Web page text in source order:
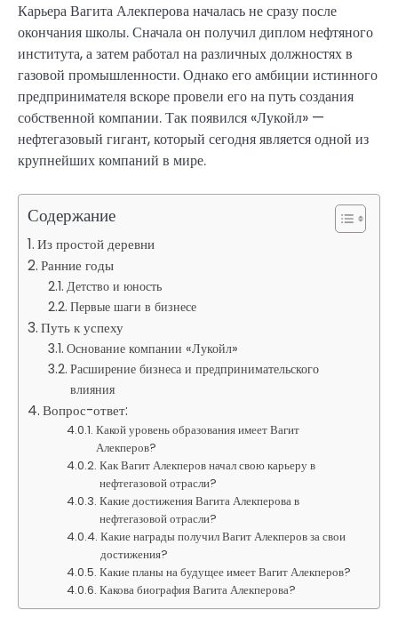
Карьера Вагита Алекперова началась не сразу после
окончания школы. Сначала он получил диплом нефтяного
института, а затем работал на различных должностях в
газовой промышленности. Однако его амбиции истинного
предпринимателя вскоре провели его на путь создания
собственной компании. Так появился «Лукойл» —
нефтегазовый гигант, который сегодня является одной из
крупнейших компаний в мире.
Содержание
Из простой деревни
Ранние годы
Детство и юность
Первые шаги в бизнесе
Путь к успеху
Основание компании «Лукойл»
Расширение бизнеса и предпринимательского
влияния
Вопрос-ответ:
Какой уровень образования имеет Вагит
Алекперов?
Как Вагит Алекперов начал свою карьеру в
нефтегазовой отрасли?
Какие достижения Вагита Алекперова в
нефтегазовой отрасли?
Какие награды получил Вагит Алекперов за свои
достижения?
Какие планы на будущее имеет Вагит Алекперов?
Какова биография Вагита Алекперова?